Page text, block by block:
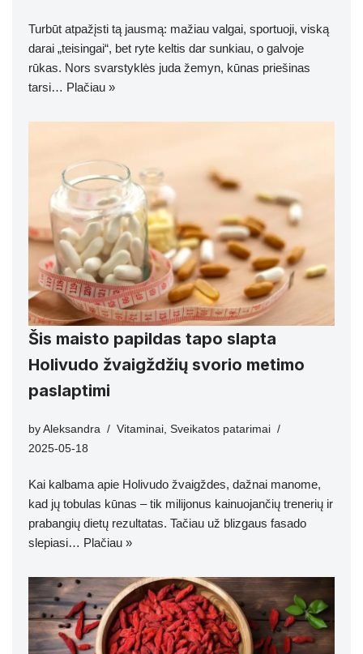
Turbūt atpažįsti tą jausmą: mažiau valgai, sportuoji, viską
darai „teisingai“, bet ryte keltis dar sunkiau, o galvoje
rūkas. Nors svarstyklės juda žemyn, kūnas priešinas
tarsi… Plačiau »
Šis maisto papildas tapo slapta
Holivudo žvaigždžių svorio metimo
paslaptimi
by Aleksandra Vitaminai Sveikatos patarimai
2025-05-18
Kai kalbama apie Holivudo žvaigždes, dažnai manome,
kad jų tobulas kūnas – tik milijonus kainuojančių trenerių ir
prabangių dietų rezultatas. Tačiau už blizgaus fasado
slepiasi… Plačiau »